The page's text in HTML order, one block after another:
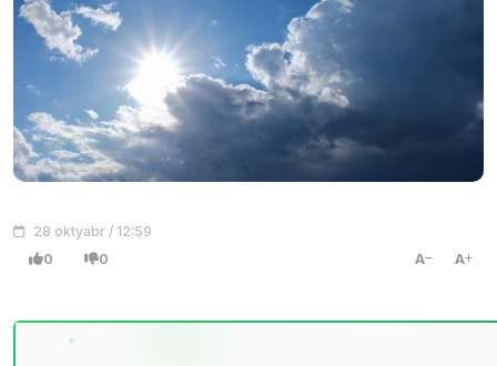
28 oktyabr / 12:59
0 0 A A